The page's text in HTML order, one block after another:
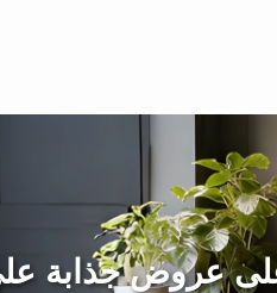
عروض جذابة على